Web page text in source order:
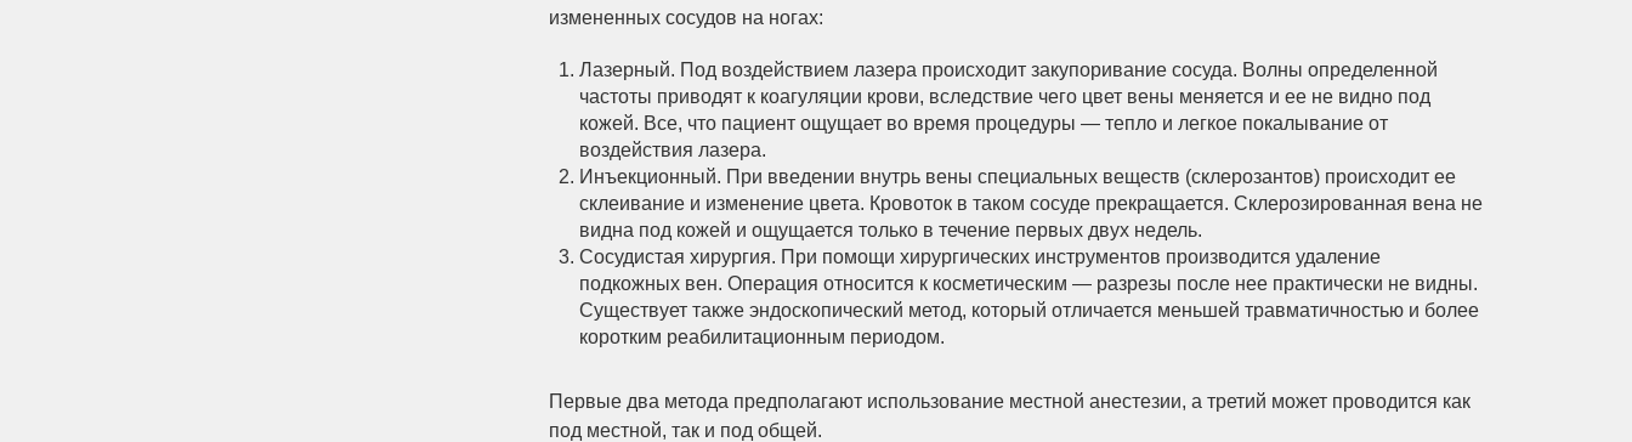
измененных сосудов на ногах:
Лазерный. Под воздействием лазера происходит закупоривание сосуда. Волны определенной
частоты приводят к коагуляции крови, вследствие чего цвет вены меняется и ее не видно под
кожей. Все, что пациент ощущает во время процедуры — тепло и легкое покалывание от
воздействия лазера.
Инъекционный. При введении внутрь вены специальных веществ (склерозантов) происходит ее
склеивание и изменение цвета. Кровоток в таком сосуде прекращается. Склерозированная вена не
видна под кожей и ощущается только в течение первых двух недель.
Сосудистая хирургия. При помощи хирургических инструментов производится удаление
подкожных вен. Операция относится к косметическим — разрезы после нее практически не видны.
Существует также эндоскопический метод, который отличается меньшей травматичностью и более
коротким реабилитационным периодом.
Первые два метода предполагают использование местной анестезии, а третий может проводится как
под местной, так и под общей.